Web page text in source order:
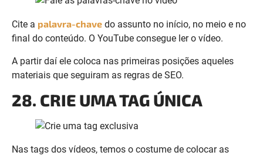
A partir daí ele coloca nas primeiras posições aqueles
materiais que seguiram as regras de SEO.
28. CRIE UMA TAG ÚNICA
Nas tags dos vídeos, temos o costume de colocar as
palavras-chave mais importantes do canal.
Porém, para ser encontrado, crie uma tag completamente
diferente como: #lalexvargas20405070.